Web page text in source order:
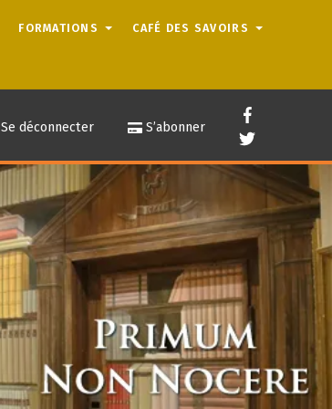
FORMATIONS CAFÉ DES SAVOIRS
Se déconnecter S’abonner